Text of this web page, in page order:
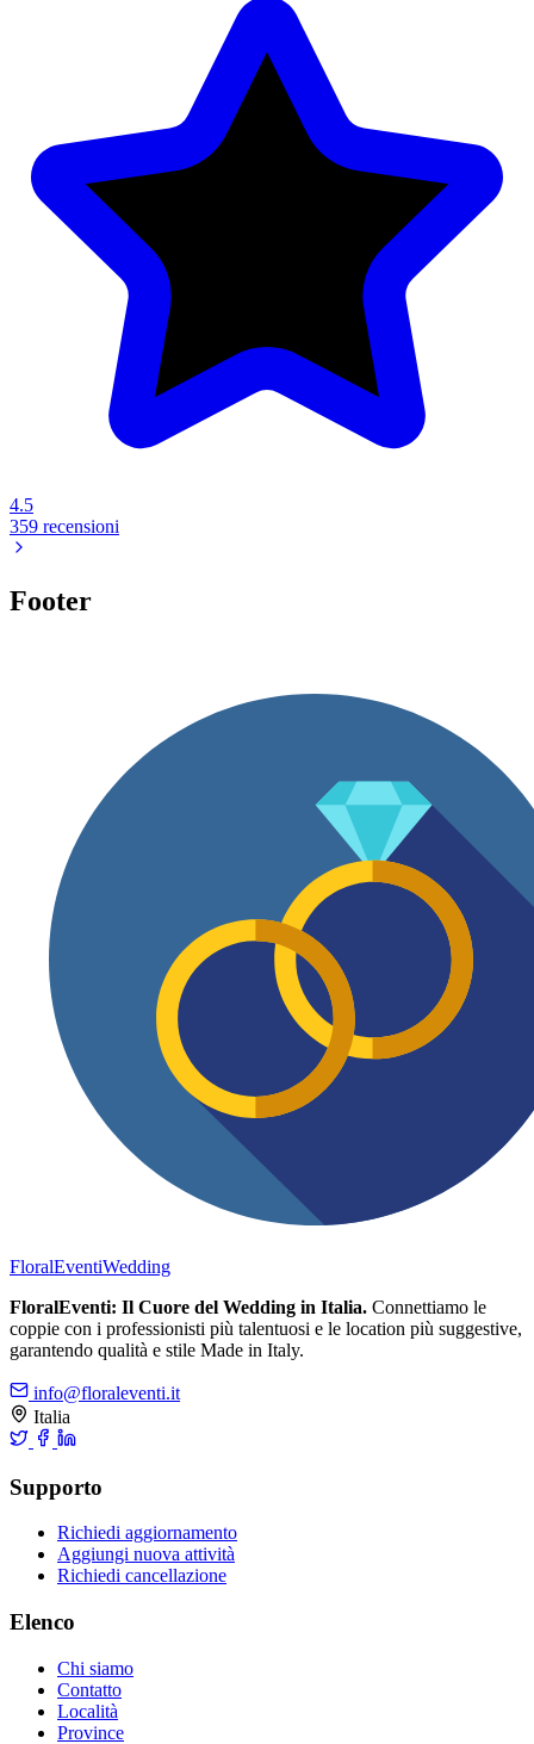
4.5
359 recensioni
Footer
FloralEventiWedding
FloralEventi: Il Cuore del Wedding in Italia. Connettiamo le
coppie con i professionisti più talentuosi e le location più suggestive,
garantendo qualità e stile Made in Italy.
info@floraleventi.it
Italia
Supporto
Richiedi aggiornamento
Aggiungi nuova attività
Richiedi cancellazione
Elenco
Chi siamo
Contatto
Località
Province